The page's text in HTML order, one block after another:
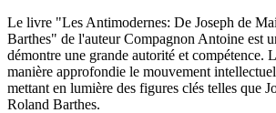
Le livre "Les Antimodernes: De Joseph de
Barthes" de l'auteur Compagnon Antoine est
démontre une grande autorité et compétence.
manière approfondie le mouvement
mettant en lumière des figures clés telles que
Roland Barthes.